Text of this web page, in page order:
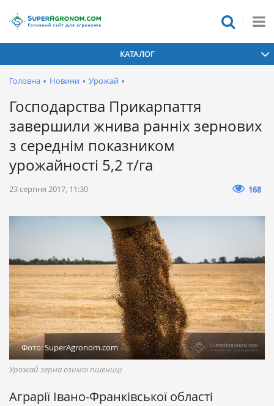
КАТАЛОГ
Головна • Новини • Урожай •
Господарства Прикарпаття
завершили жнива ранніх зернових
з середнім показником
урожайності 5,2 т/га
23 серпня 2017, 11:30 168
Фото: SuperAgronom.com
Урожай зерна озимої пшениці
Аграрії Івано-Франківської області